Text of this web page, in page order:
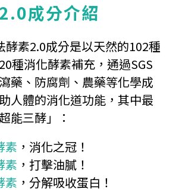
成分介紹
素2.0成分是以天然的102種
種消化酵素補充，通過SGS
藥、防腐劑、農藥等化學成
人體的消化道功能，其中最
能三酵」：
素 ，消化之冠！
素 ，打擊油膩！
素 ，分解吸收蛋白！